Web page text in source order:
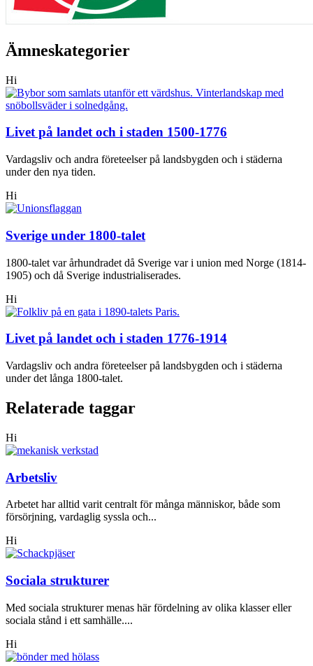
Ämneskategorier
Hi
Livet på landet och i staden 1500-1776
Vardagsliv och andra företeelser på landsbygden och i städerna
under den nya tiden.
Hi
Sverige under 1800-talet
1800-talet var århundradet då Sverige var i union med Norge (1814-
1905) och då Sverige industrialiserades.
Hi
Livet på landet och i staden 1776-1914
Vardagsliv och andra företeelser på landsbygden och i städerna
under det långa 1800-talet.
Relaterade taggar
Hi
Arbetsliv
Arbetet har alltid varit centralt för många människor, både som
försörjning, vardaglig syssla och...
Hi
Sociala strukturer
Med sociala strukturer menas här fördelning av olika klasser eller
sociala stånd i ett samhälle....
Hi